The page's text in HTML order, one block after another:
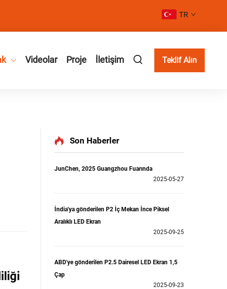
TR
Videolar Proje İletişim Teklif Alın
Son Haberler
JunChen, 2025 Guangzhou Fuarında
2025-05-27
İndia'ya gönderilen P2 İç Mekan İnce Piksel
Aralıklı LED Ekran
2025-09-25
ABD'ye gönderilen P2.5 Dairesel LED Ekran 1,5
Çap
2025-09-23